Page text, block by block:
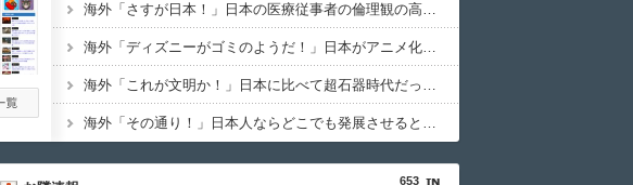
海外さんいらっしゃい 海外の反応
ハウメニージャパン
海外「さすが日本！」日本の医療従事者の倫理観の高さに海外が超感動
海外「ディズニーがゴミのようだ！」日本がアニメ化した米人気SF作品に絶賛の声が殺到中
海外「これが文明か！」日本に比べて超石器時代だった英国に海外が大騒ぎ
海外「その通り！」日本人ならどこでも発展させると語る世界的大富豪に海外が大騒ぎ
653